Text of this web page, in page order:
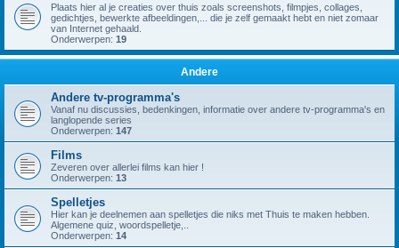
Plaats hier al je creaties over thuis zoals screenshots, filmpjes, collages,
gedichtjes, bewerkte afbeeldingen,... die je zelf gemaakt hebt en niet zomaar
van Internet gehaald.
Onderwerpen: 19
Andere
Andere tv-programma's
Vanaf nu discussies, bedenkingen, informatie over andere tv-programma's en
langlopende series
Onderwerpen: 147
Films
Zeveren over allerlei films kan hier !
Onderwerpen: 13
Spelletjes
Hier kan je deelnemen aan spelletjes die niks met Thuis te maken hebben.
Algemene quiz, woordspelletje,..
Onderwerpen: 14